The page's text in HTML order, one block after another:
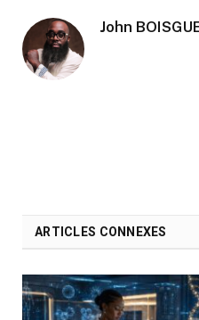
John
ARTICLES CONNEXES